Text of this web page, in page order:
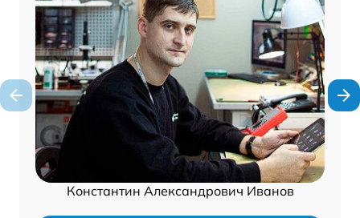
Константин Александрович Иванов